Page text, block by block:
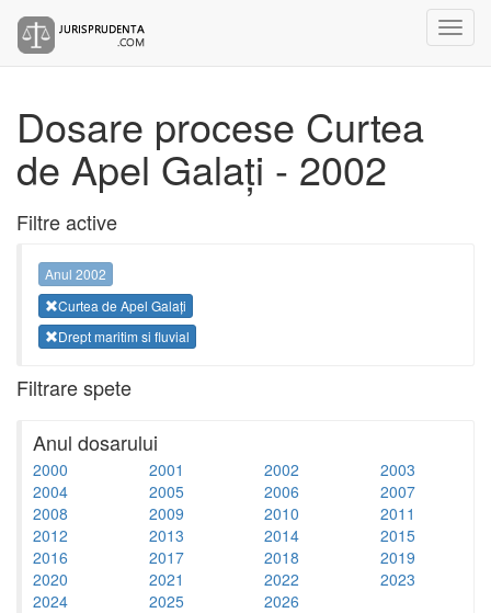
Dosare procese Curtea
de Apel Galați - 2002
Filtre active
Anul 2002
Curtea de Apel Galați
Drept maritim si fluvial
Filtrare spete
Anul dosarului
2000 2001 2002
2003
2004
2005 2006
2007
2008
2009 2010
2011
2012
2013 2014
2015
2016
2017 2018
2019
2020
2021 2022
2023
2024
2025 2026